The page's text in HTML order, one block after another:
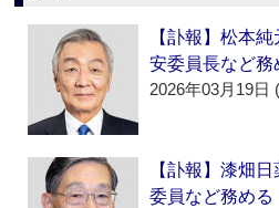
【訃報】松本
安委員長など務
2026年03月19日
【訃報】漆畑
委員など務める